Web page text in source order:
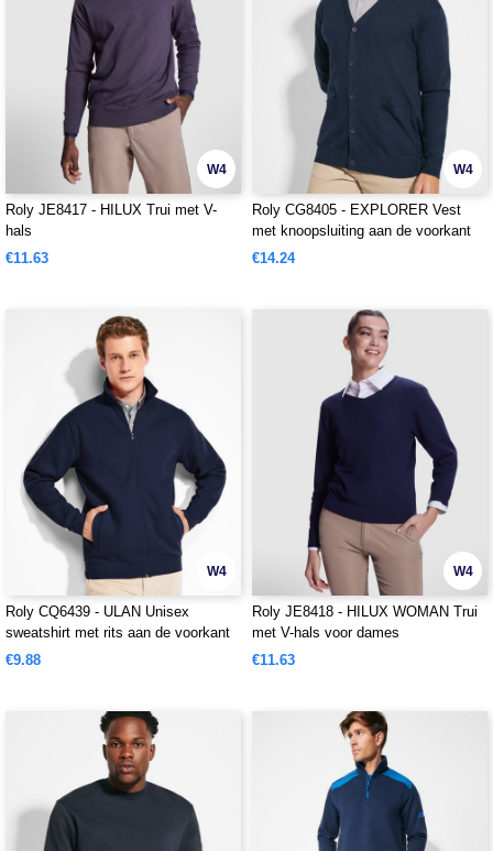
W4
Roly JE8417 - HILUX Trui met V-
hals
€11.63
W4
Roly CG8405 - EXPLORER Vest
met knoopsluiting aan de voorkant
€14.24
W4
Roly CQ6439 - ULAN Unisex
sweatshirt met rits aan de voorkant
en hoge kraag
€9.88
W4
Roly JE8418 - HILUX WOMAN Trui
met V-hals voor dames
€11.63